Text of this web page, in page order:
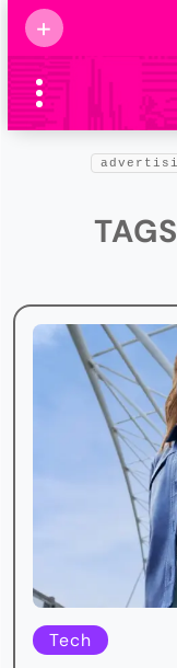
+
2025
Marcas de
confianza
Foro salud
Tech